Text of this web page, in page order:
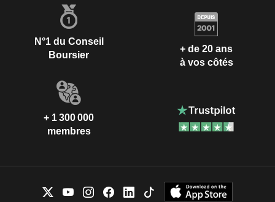
N°1 du Conseil
Boursier
+ de 20 ans
à vos côtés
+ 1 300 000
membres